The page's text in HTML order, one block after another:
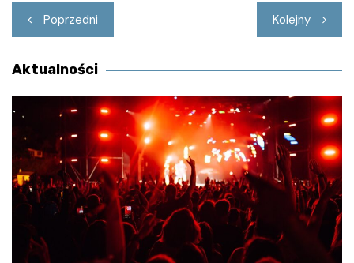
Nawigacja
wpisu
Poprzedni Kolejny
Aktualności